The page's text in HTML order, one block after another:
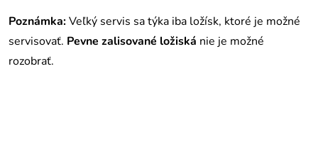
Poznámka:Veľký servis sa týka iba ložísk, ktoré je možné
servisovať. Pevne zalisované ložiská nie je možné
rozobrať.